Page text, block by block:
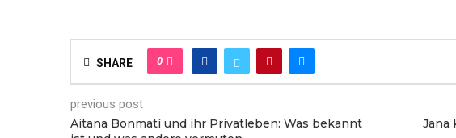
SHARE 0
previous post
Aitana Bonmatí und ihr Privatleben: Was bekannt
Jana